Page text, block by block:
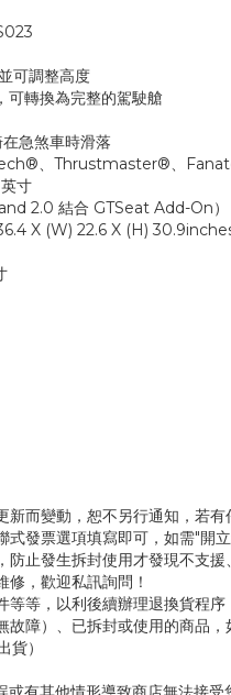
可調整高度
轉換為完整的駕駛艙
急煞車時滑落
、Thrustmaster®、
寸
2.0 結合 GTSeat Add-On）
X (W) 22.6 X (H)
而變動，恕不另行通知，若有
發票選項填寫即可，如需"開
止發生拆封使用才發現不支援
，歡迎私訊詢問！
等，以利後續辦理退換貨程序
障）、已拆封或使用的商品
）